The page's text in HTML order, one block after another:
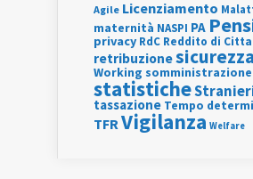
Agile Licenziamento
maternità NASPI PA
privacy RdC Reddito di
retribuzionesicurezza
Working somministrazione
statistiche
tassazione Tempo
TFRVigilanza Welfare